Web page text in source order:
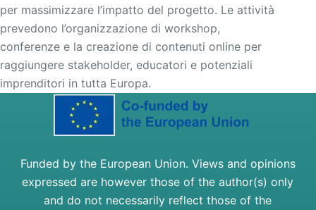
per massimizzare l’impatto del progetto. Le attività
prevedono l’organizzazione di workshop,
conferenze e la creazione di contenuti online per
raggiungere stakeholder, educatori e potenziali
imprenditori in tutta Europa.
Funded by the European Union. Views and opinions
expressed are however those of the author(s) only
and do not necessarily reflect those of the